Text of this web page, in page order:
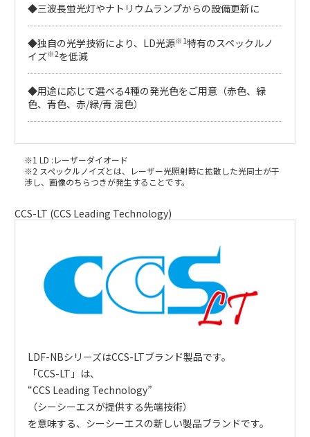
◆三波長蛍光灯やナトリウムランプからの設備更新に
◆独自の光学技術により、LD光源※1特有のスペックルノ
イズ※2を低減
◆用途に応じて選べる4種の発光色をご用意（赤色、緑
色、青色、赤/緑/青 混色）
※1 LD :レーザーダイオード
※2 スペックルノイズとは、レーザー光照射時に拡散した光同士が干
渉し、画像のちらつきが発生することです。
CCS-LT (CCS Leading Technology)
LDF-NBシリーズはCCS-LTブランド製品です。
「CCS-LT 」は、
“CCS Leading Technology”
（シーシーエスが提供する先端技術）
を意味する、シーシーエスの新しい製品ブランドです。